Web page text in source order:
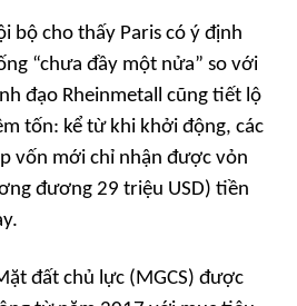
bộ cho thấy Paris có ý định
“chưa đầy một nửa” so với
đạo Rheinmetall cũng tiết lộ
tốn: kể từ khi khởi động, các
vốn mới chỉ nhận được vỏn
đương 29 triệu USD) tiền
đất chủ lực (MGCS) được